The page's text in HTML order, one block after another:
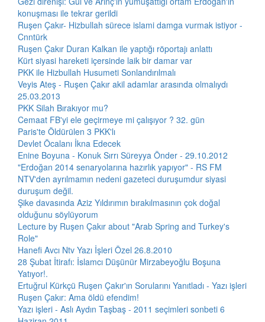
konuşması ile tekrar gerildi
Ruşen Çakır- Hizbullah sürece islami damga vurmak istiyor -
Cnntürk
Ruşen Çakır Duran Kalkan ile yaptığı röportajı anlattı
Kürt siyasi hareketi içersinde laik bir damar var
PKK ile Hizbullah Husumeti Sonlandırılmalı
Veyis Ateş - Ruşen Çakır akil adamlar arasında olmalıydı
25.03.2013
PKK Silah Bırakıyor mu?
Cemaat FB'yi ele geçirmeye mi çalışıyor ? 32. gün
Paris'te Öldürülen 3 PKK'lı
Devlet Öcalanı İkna Edecek
Enine Boyuna - Konuk Sırrı Süreyya Önder - 29.10.2012
"Erdoğan 2014 senaryolarına hazırlık yapıyor" - RS FM
NTV'den ayrılmamın nedeni gazeteci duruşumdur siyasi
duruşum değil.
Şike davasında Aziz Yıldırımın bırakılmasının çok doğal
olduğunu söylüyorum
Lecture by Ruşen Çakır about "Arab Spring and Turkey's
Role"
Hanefi Avcı Ntv Yazı İşleri Özel 26.8.2010
28 Şubat İtirafı: İslamcı Düşünür Mirzabeyoğlu Boşuna
Yatıyor!.
Ertuğrul Kürkçü Ruşen Çakır'ın Sorularını Yanıtladı - Yazı işleri
Ruşen Çakır: Ama öldü efendim!
Yazı işleri - Aslı Aydın Taşbaş - 2011 seçimleri sonbeti 6